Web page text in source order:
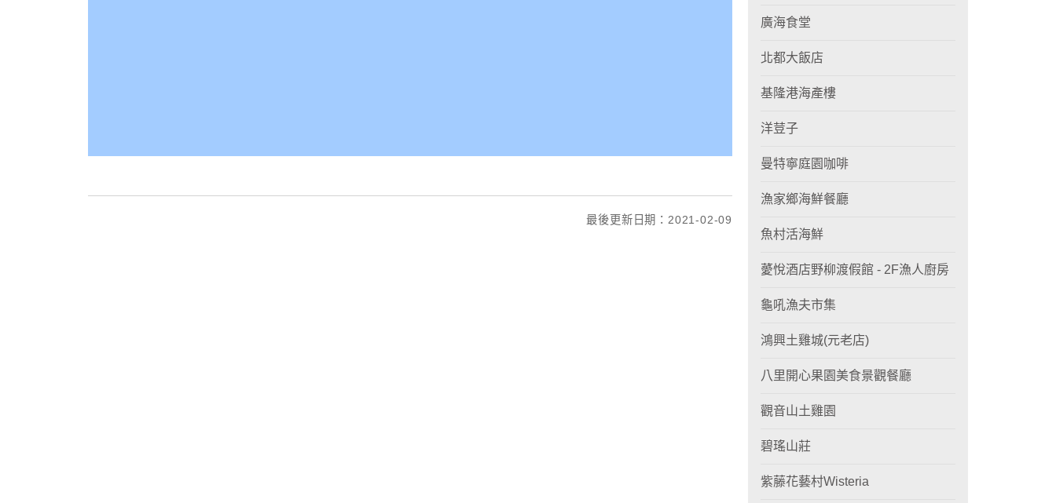
最後更新日期：2021-02-09
廣海食堂
北都大飯店
基隆港海產樓
洋荳子
曼特寧庭園咖啡
漁家鄉海鮮餐廳
魚村活海鮮
薆悅酒店野柳渡假館 - 2F漁人廚房
龜吼漁夫市集
鴻興土雞城(元老店)
八里開心果園美食景觀餐廳
觀音山土雞園
碧瑤山莊
紫藤花藝村Wisteria